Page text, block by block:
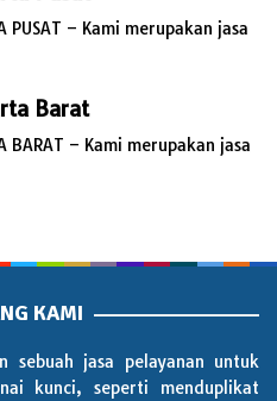
PUSAT – Kami merupakan jasa
Barat
BARAT – Kami merupakan jasa
KAMI
sebuah jasa pelayanan untuk
kunci, seperti menduplikat